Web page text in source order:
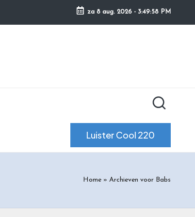
za 8 aug. 2026 - 3:49:59 PM
Luister Cool 220
Home » Archieven voor Babs